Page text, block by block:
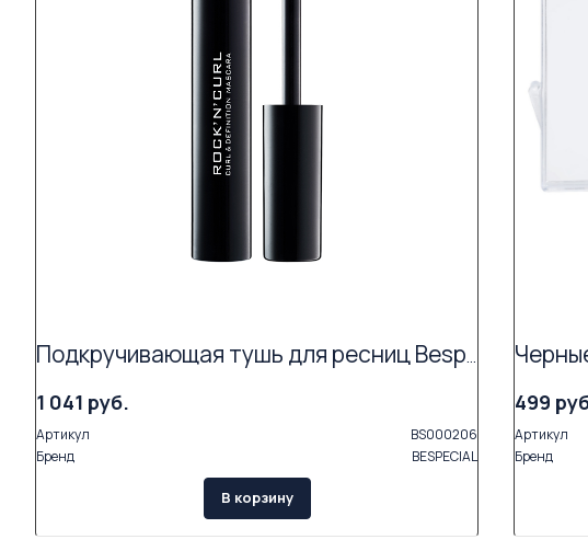
Подкручивающая тушь для ресниц Bespecial «ROCK'N'CURL» (цвет coal black 01)
1 041 руб.
Артикул
BS000206
Бренд
BESPECIAL
В корзину
499
Артикул
Бренд